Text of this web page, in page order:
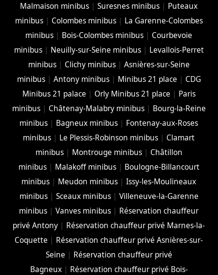
Malmaison minibus |Suresnes minibus | Puteaux
minibus| Colombes minibus| La Garenne-Colombes
minibus | Bois-Colombes minibus | Courbevoie
minibus| Neuilly-sur-Seine minibus| Levallois-Perret
minibus| Clichy minibus| Asnières-sur-Seine
minibus| Antony minibus| Minibus 21 place | CDG
Minibus 21 palace | Orly Minibus 21 place | Paris
minibus| Châtenay-Malabry minibus| Bourg-la-Reine
minibus | Bagneux minibus | Fontenay-aux-Roses
minibus | Le Plessis-Robinson minibus | Clamart
minibus| Montrouge minibus| Châtillon
minibus| Malakoff minibus| Boulogne-Billancourt
minibus | Meudon minibus |Issy-les-Moulineaux
minibus| Sceaux minibus| Villeneuve-la-Garenne
minibus |Vanves minibus | Réservation chauffeur
privé Antony | Réservation chauffeur privé Marnes-la-
Coquette | Réservation chauffeur privé Asnières-sur-
Seine | Réservation chauffeur privé
Bagneux| Réservation chauffeur privé Bois-